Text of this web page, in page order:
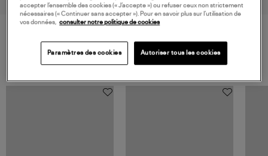
VOS DERNIERS PRODUITS VUS
accepter l’ensemble des cookies (« J’accepte ») ou refuser ceux non strictement
nécessaires (« Continuer sans accepter »). Pour en savoir plus sur l’utilisation de
vos données, consulter notre politique de cookies
Paramètres des cookies Autoriser tous les cookies